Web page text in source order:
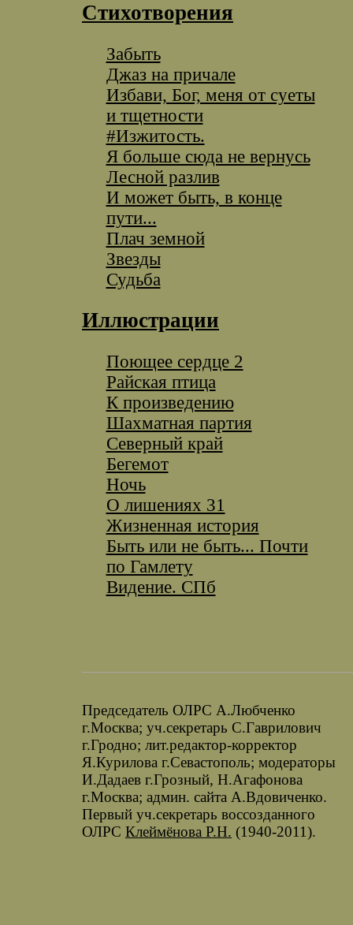
Стихотворения
Забыть
Джаз на причале
Избави, Бог, меня от суеты
и тщетности
#Изжитость.
Я больше сюда не вернусь
Лесной разлив
И может быть, в конце
пути...
Плач земной
Звезды
Судьба
Иллюстрации
Поющее сердце 2
Райская птица
К произведению
Шахматная партия
Северный край
Бегемот
Ночь
О лишениях 31
Жизненная история
Быть или не быть... Почти
по Гамлету
Видение. СПб
Председатель ОЛРС А.Любченко
г.Москва; уч.секретарь С.Гаврилович
г.Гродно; лит.редактор-корректор
Я.Курилова г.Севастополь; модераторы
И.Дадаев г.Грозный, Н.Агафонова
г.Москва; админ. сайта А.Вдовиченко.
Первый уч.секретарь воссозданного
ОЛРС Клеймёнова Р.Н. (1940-2011).